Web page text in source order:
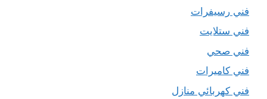
فني رسيفرات
فني ستلايت
فني صحي
فني كاميرات
فني كهربائي منازل